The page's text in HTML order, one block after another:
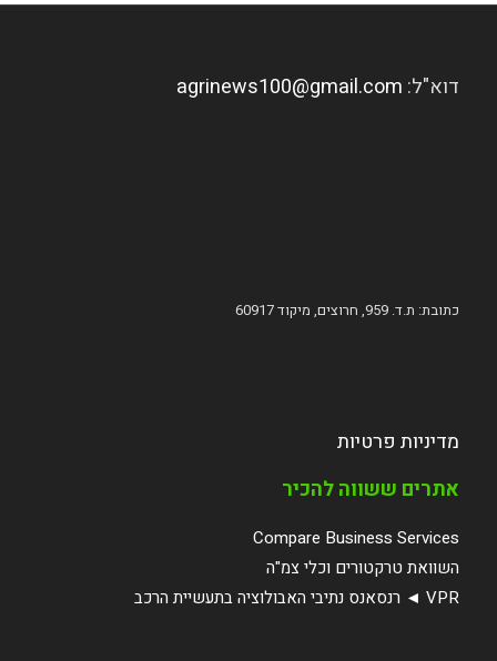
דוא"ל: agrinews100@gmail.com
כתובת: ת.ד. 959, חרוצים, מיקוד 60917
מדיניות פרטיות
אתרים ששווה להכיר
Compare Business Services
השוואת טרקטורים וכלי צמ"ה
VPR ◄ רנסאנס נתיבי האבולוציה בתעשיית הרכב